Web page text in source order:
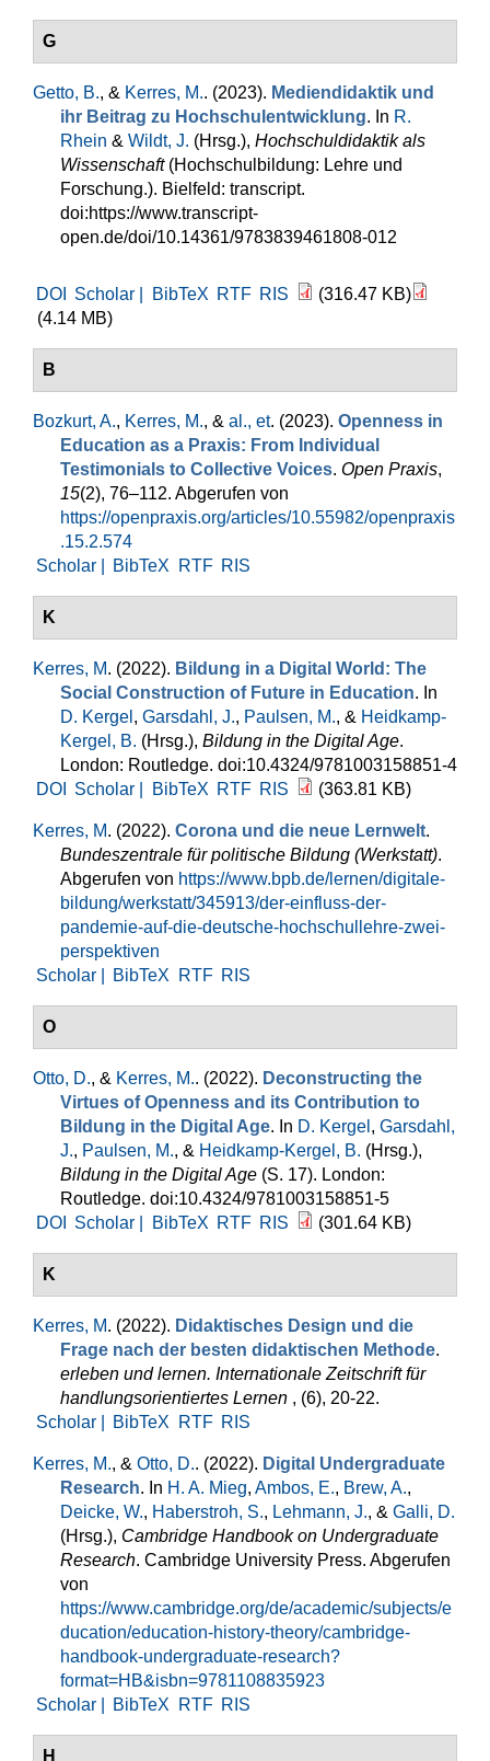
G
Getto, B., & Kerres, M.. (2023). Mediendidaktik und
ihr Beitrag zu Hochschulentwicklung. In R.
Rhein & Wildt, J. (Hrsg.), Hochschuldidaktik als
Wissenschaft(Hochschulbildung: Lehre und
Forschung.). Bielfeld: transcript.
doi:https://www.transcript-
open.de/doi/10.14361/9783839461808-012
DOI Scholar | BibTeX RTF RIS
(316.47 KB)
(4.14 MB)
B
Bozkurt, A., Kerres, M., & al., et. (2023). Openness in
Education as a Praxis: From Individual
Testimonials to Collective Voices. Open Praxis,
15(2), 76–112. Abgerufen von
https://openpraxis.org/articles/10.55982/openpraxis
.15.2.574
Scholar |
BibTeX RTF RIS
K
Kerres, M. (2022). Bildung in a Digital World: The
Social Construction of Future in Education. In
D. Kergel , Garsdahl, J., Paulsen, M., & Heidkamp-
Kergel, B. (Hrsg.), Bildung in the Digital Age.
London: Routledge. doi:10.4324/9781003158851-4
DOI
Scholar | BibTeX RTF RIS (363.81 KB)
Kerres, M. (2022). Corona und die neue Lernwelt.
Bundeszentrale für politische Bildung (Werkstatt).
Abgerufen von https://www.bpb.de/lernen/digitale-
bildung/werkstatt/345913/der-einfluss-der-
pandemie-auf-die-deutsche-hochschullehre-zwei-
perspektiven
Scholar |
BibTeX RTF RIS
O
Otto, D., & Kerres, M.. (2022). Deconstructing the
Virtues of Openness and its Contribution to
Bildung in the Digital Age. In D. Kergel , Garsdahl,
J., Paulsen, M., & Heidkamp-Kergel, B. (Hrsg.),
Bildung in the Digital Age (S. 17). London:
Routledge. doi:10.4324/9781003158851-5
DOI
Scholar | BibTeX RTF RIS (301.64 KB)
K
Kerres, M. (2022). Didaktisches Design und die
Frage nach der besten didaktischen Methode.
erleben und lernen. Internationale Zeitschrift für
handlungsorientiertes Lernen , (6), 20-22.
Scholar |
BibTeX RTF RIS
Kerres, M., & Otto, D.. (2022). Digital Undergraduate
Research. In H. A. Mieg, Ambos, E., Brew, A.,
Deicke, W., Haberstroh, S., Lehmann, J., & Galli, D.
(Hrsg.), Cambridge Handbook on Undergraduate
Research. Cambridge University Press. Abgerufen
von
https://www.cambridge.org/de/academic/subjects/e
ducation/education-history-theory/cambridge-
handbook-undergraduate-research?
format=HB&isbn=9781108835923
Scholar |
BibTeX RTF RIS
H